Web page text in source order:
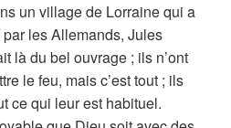
un village de Lorraine qui a
les Allemands, Jules
là du bel ouvrage ; ils n’ont
le feu, mais c’est tout ; ils
ce qui leur est habituel.